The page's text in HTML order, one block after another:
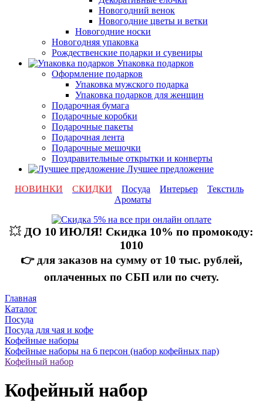
Новогодний венок
Новогодние цветы и ветки
Новогодние носки
Новогодняя упаковка
Рождественские подарки и сувениры
Упаковка подарков
Оформление подарков
Упаковка мужского подарка
Упаковка подарков для женщин
Подарочная бумага
Подарочные коробки
Подарочные пакеты
Подарочная лента
Подарочные мешочки
Поздравительные открытки и конверты
Лучшее предложение
НОВИНКИ
СКИДКИ Посуда Интерьер
Текстиль
Ароматы
💥 ДО 10 ИЮЛЯ! Скидка 10% по промокоду:
1010
👉 для заказов на сумму от 10 тыс. рублей,
оплаченных по СБП или по счету.
Главная
Каталог
Посуда
Посуда для чая и кофе
Кофейные наборы
Кофейные наборы на 6 персон (набор кофейных пар)
Кофейный набор
Кофейный набор